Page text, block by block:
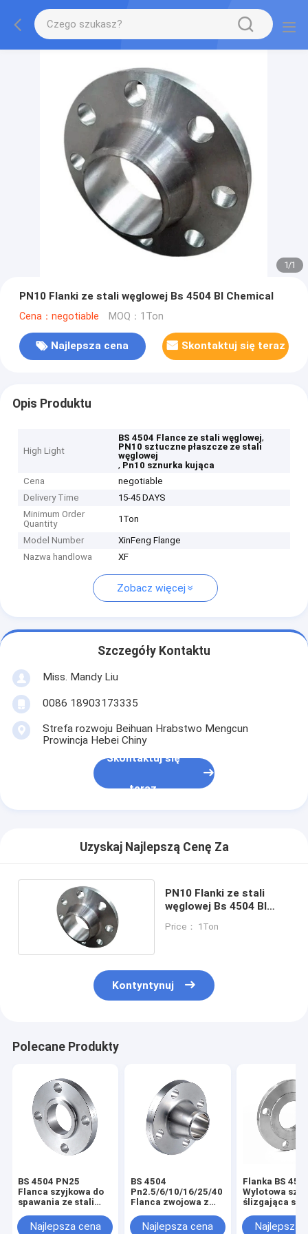
1/1
PN10 Flanki ze stali węglowej Bs 4504 Bl Chemical
Cena：negotiable MOQ：1Ton
Najlepsza cena Skontaktuj się teraz
Opis Produktu
High Light
BS 4504 Flance ze stali węglowej,
PN10 sztuczne płaszcze ze stali
węglowej
, Pn10 sznurka kująca
Cena
negotiable
Delivery Time
15-45 DAYS
Minimum Order
Quantity
1Ton
Model Number
XinFeng Flange
Nazwa handlowa
XF
Zobacz więcej
Szczegóły Kontaktu
Miss. Mandy Liu
0086 18903173335
Strefa rozwoju Beihuan Hrabstwo Mengcun
Prowincja Hebei Chiny
Skontaktuj się
teraz
Uzyskaj Najlepszą Cenę Za
PN10 Flanki ze stali
węglowej Bs 4504 Bl
Price： 1Ton
Kontyntynuj
Polecane Produkty
BS 4504 PN25
Flanca szyjkowa do
spawania ze stali
Najlepsza cena
BS 4504
Pn2.5/6/10/16/25/40
Flanca zwojowa z
nierdzewnej
Najlepsza cena
Flanka BS
Wylotowa
ślizgająca się
węglowej
Najlepsza